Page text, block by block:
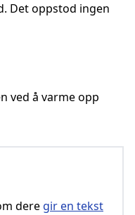
Det oppstod ingen
ved å varme opp
dere gir en tekst